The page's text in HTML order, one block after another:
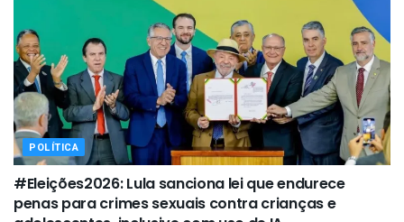
POLÍTICA
#Eleições2026: Lula sanciona lei que endurece
penas para crimes sexuais contra crianças e